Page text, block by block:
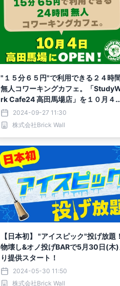
"１５分６５円"で利用できる２４時
無人コワーキングカフェ。「
rk Cafe24 高田馬場店」を１０月４
(金)に新規オープン！
2024-09-27 11:30
株式会社Brick Wall
【日本初】 "アイスピック"投げ放題！
物壊し&オノ投げBARで5月30日(木)
り提供スタート！
2024-05-30 11:50
株式会社Brick Wall